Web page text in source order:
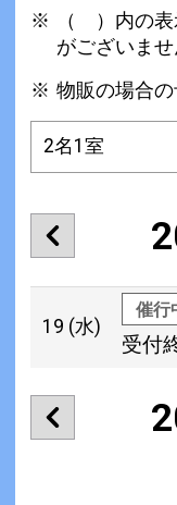
（ ）内の表
がございませ
物販の場合
19 (水)
催行
受付